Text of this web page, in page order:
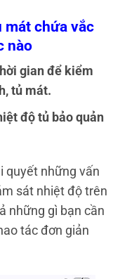
mát chứa vắc
nào
gian để kiểm
tủ mát.
độ tủ bảo quản
quyết những vấn
sát nhiệt độ trên
những gì bạn cần
tác đơn giản